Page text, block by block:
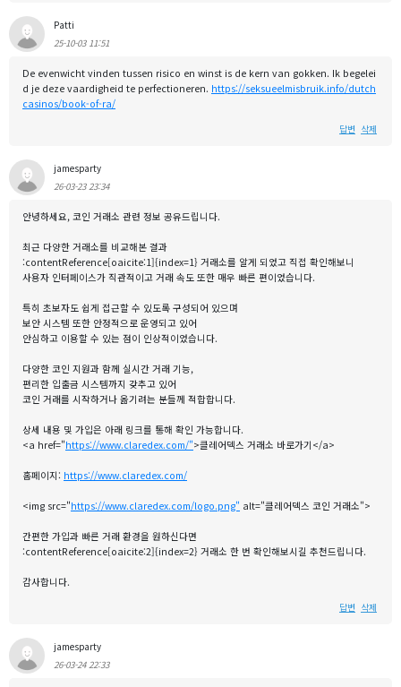
Patti
25-10-03 11:51
De evenwicht vinden tussen risico en winst is de kern van gokken. Ik begelei
d je deze vaardigheid te perfectioneren. https://seksueelmisbruik.info/dutch
casinos/book-of-ra/
답변 삭제
jamesparty
26-03-23 23:34
안녕하세요, 코인 거래소 관련 정보 공유드립니다.
최근 다양한 거래소를 비교해본 결과
:contentReference[oaicite:1]{index=1} 거래소를 알게 되었고 직접 확인해보니
사용자 인터페이스가 직관적이고 거래 속도 또한 매우 빠른 편이었습니다.
특히 초보자도 쉽게 접근할 수 있도록 구성되어 있으며
보안 시스템 또한 안정적으로 운영되고 있어
안심하고 이용할 수 있는 점이 인상적이었습니다.
다양한 코인 지원과 함께 실시간 거래 기능,
편리한 입출금 시스템까지 갖추고 있어
코인 거래를 시작하거나 옮기려는 분들께 적합합니다.
상세 내용 및 가입은 아래 링크를 통해 확인 가능합니다.
<a href="https://www.claredex.com/">클레어덱스 거래소 바로가기</a>
홈페이지: https://www.claredex.com/
<img src="https://www.claredex.com/logo.png" alt="클레어덱스 코인 거래소">
간편한 가입과 빠른 거래 환경을 원하신다면
:contentReference[oaicite:2]{index=2} 거래소 한 번 확인해보시길 추천드립니다.
감사합니다.
답변 삭제
jamesparty
26-03-24 22:33